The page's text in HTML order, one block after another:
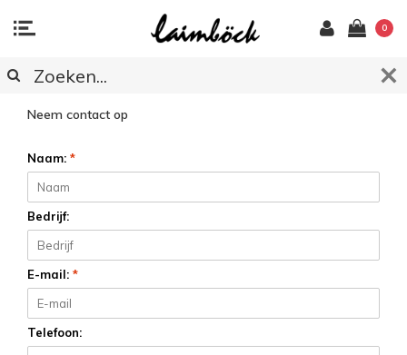
0
KLANTENSERVICE
Neem contact op
Naam: *
Bedrijf:
E-mail: *
Telefoon: